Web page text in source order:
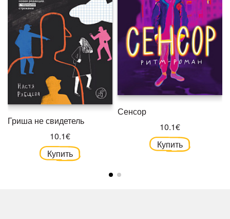
Гриша не свидетель
10.1€
Купить
Сенсор
10.1€
Купить